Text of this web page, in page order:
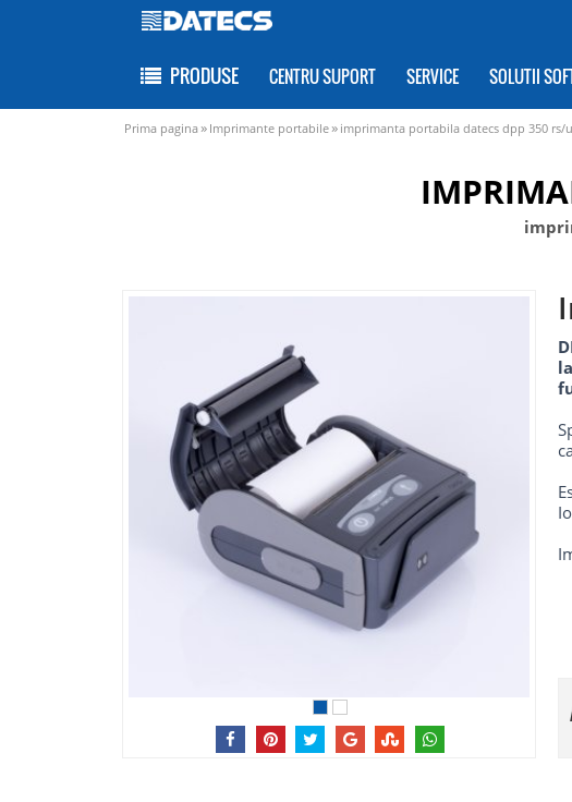
PRODUSE CENTRU SUPORT SERVICE SOLUTII
Prima pagina» Imprimante portabile» imprimanta portabila datecs dpp 350 rs/
1 2